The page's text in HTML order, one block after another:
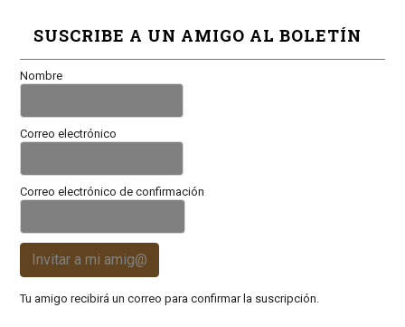
SUSCRIBE A UN AMIGO AL BOLETÍN
Nombre
Correo electrónico
Correo electrónico de confirmación
Invitar a mi amig@
Tu amigo recibirá un correo para confirmar la suscripción.